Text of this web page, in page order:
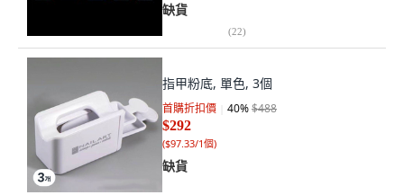
缺貨
(22)
指甲粉底, 單色, 3個
首購折扣價 40%$488
$292
($97.33/1個)
缺貨